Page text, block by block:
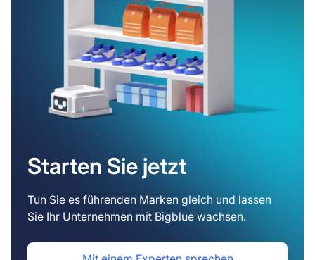
Starten Sie jetzt
Tun Sie es führenden Marken gleich und lassen
Sie Ihr Unternehmen mit Bigblue wachsen.